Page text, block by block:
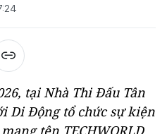
tại Nhà Thi Đấu Tân
Di Động tổ chức sự kiện
tên TECHWORLD